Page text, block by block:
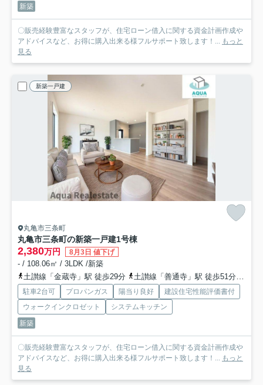
新築
〇販売経験豊富なスタッフが、住宅ローン借入に関する資金計画作成や
アドバイスなど、お得に購入出来る様フルサポート致します！... もっと
見る
新築一戸建
丸亀市三条町
丸亀市三条町の新築一戸建1号棟
2,380万円 8月3日 値下げ
- / 108.06㎡ / 3LDK /新築
土讃線「金蔵寺」駅 徒歩29分
土讃線「善通寺」駅 徒歩51分
駐車2台可 プロパンガス 陽当り良好
建設住宅性能評価書付
ウォークインクロゼット
システムキッチン
新築
〇販売経験豊富なスタッフが、住宅ローン借入に関する資金計画作成や
アドバイスなど、お得に購入出来る様フルサポート致します！... もっと
見る